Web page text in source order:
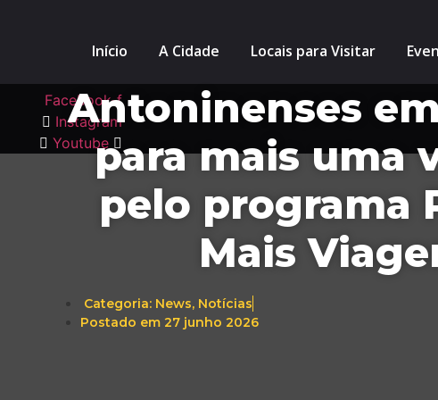
Início A Cidade Locais para Visitar
Facebook-f
Instagram
Youtube
Antoninenses
para mais uma
pelo programa
Mais
Categoria: News, Notícias
Postado em 27 junho 2026